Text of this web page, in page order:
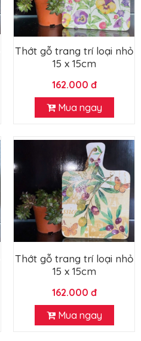
Thớt gỗ trang trí loại nhỏ
15 x 15cm
162.000 đ
Mua ngay
Thớt gỗ trang trí loại nhỏ
15 x 15cm
162.000 đ
Mua ngay